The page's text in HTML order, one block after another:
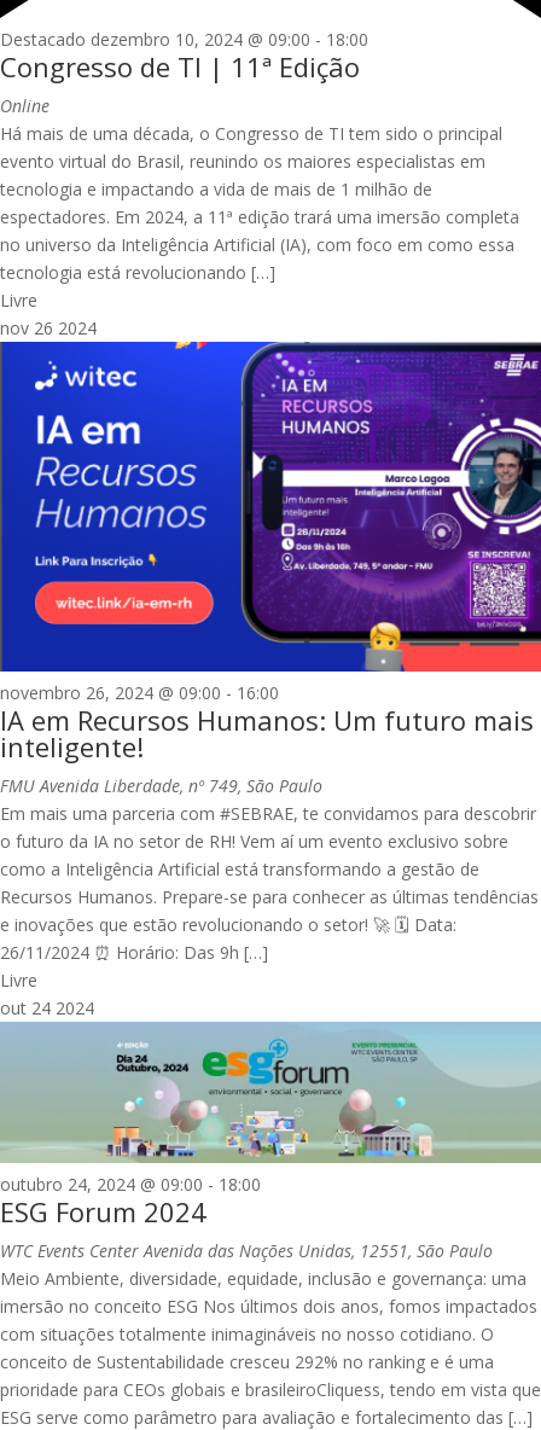
Destacado dezembro 10, 2024 @ 09:00 - 18:00
Congresso de TI | 11ª Edição
Online
Há mais de uma década, o Congresso de TI tem sido o principal
evento virtual do Brasil, reunindo os maiores especialistas em
tecnologia e impactando a vida de mais de 1 milhão de
espectadores. Em 2024, a 11ª edição trará uma imersão completa
no universo da Inteligência Artificial (IA), com foco em como essa
tecnologia está revolucionando […]
Livre
nov 26 2024
novembro 26, 2024 @ 09:00 - 16:00
IA em Recursos Humanos: Um futuro mais
inteligente!
FMUAvenida Liberdade, nº 749, São Paulo
Em mais uma parceria com #SEBRAE, te convidamos para descobrir
o futuro da IA no setor de RH! Vem aí um evento exclusivo sobre
como a Inteligência Artificial está transformando a gestão de
Recursos Humanos. Prepare-se para conhecer as últimas tendências
e inovações que estão revolucionando o setor! 🚀 🗓 Data:
26/11/2024 ⏰ Horário: Das 9h […]
Livre
out 24 2024
outubro 24, 2024 @ 09:00 - 18:00
ESG Forum 2024
WTC Events Center Avenida das Nações Unidas, 12551, São Paulo
Meio Ambiente, diversidade, equidade, inclusão e governança: uma
imersão no conceito ESG Nos últimos dois anos, fomos impactados
com situações totalmente inimagináveis no nosso cotidiano. O
conceito de Sustentabilidade cresceu 292% no ranking e é uma
prioridade para CEOs globais e brasileiroCliquess, tendo em vista que
ESG serve como parâmetro para avaliação e fortalecimento das […]